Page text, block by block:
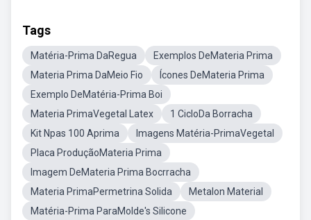
Tags
Matéria-Prima DaRegua
Exemplos DeMateria Prima
Materia Prima DaMeio Fio
Ícones DeMateria Prima
Exemplo DeMatéria-Prima Boi
Materia PrimaVegetal Latex
1 CicloDa Borracha
Kit Npas 100 Aprima
Imagens Matéria-PrimaVegetal
Placa ProduçãoMateria Prima
Imagem DeMateria Prima Bocrracha
Materia PrimaPermetrina Solida
Metalon Material
Matéria-Prima ParaMolde's Silicone